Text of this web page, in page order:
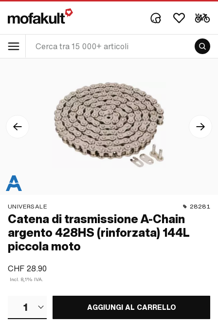
UNIVERSALE 28281
Catena di trasmissione A-Chain
argento 428HS (rinforzata) 144L
piccola moto
CHF 28.90
Incl. 8,1% IVA.
1 AGGIUNGI AL CARRELLO